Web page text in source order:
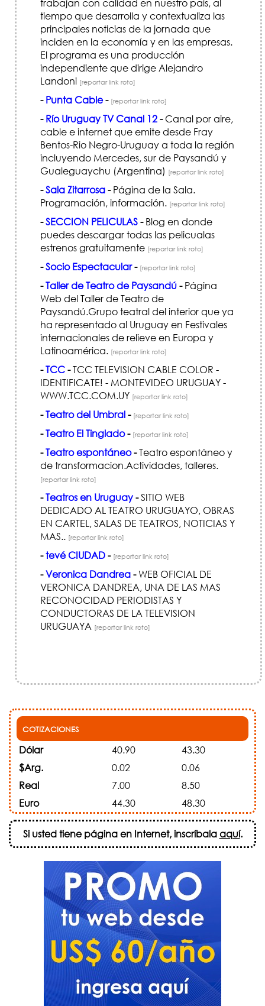
tiempo que desarrolla y contextualiza las
principales noticias de la jornada que
inciden en la economía y en las empresas.
El programa es una producción
independiente que dirige Alejandro
Landoni [reportar link roto]
- Punta Cable- [reportar link roto]
- Río Uruguay TV Canal 12-Canal por aire,
cable e internet que emite desde Fray
Bentos-Rio Negro-Uruguay a toda la región
incluyendo Mercedes, sur de Paysandú y
Gualeguaychu (Argentina) [reportar link roto]
-Sala Zitarrosa-Página de la Sala.
Programación, información. [reportar link roto]
-SECCION PELICULAS-Blog en donde
puedes descargar todas las pelicualas
estrenos gratuitamente [reportar link roto]
-Socio Espectacular- [reportar link roto]
-Taller de Teatro de Paysandú-Página
Web del Taller de Teatro de
Paysandú.Grupo teatral del interior que ya
ha representado al Uruguay en Festivales
internacionales de relieve en Europa y
Latinoamérica. [reportar link roto]
-TCC-TCC TELEVISION CABLE COLOR -
IDENTIFICATE! - MONTEVIDEO URUGUAY -
WWW.TCC.COM.UY [reportar link roto]
-Teatro del Umbral- [reportar link roto]
-Teatro El Tinglado- [reportar link roto]
-Teatro espontáneo-Teatro espontáneo y
de transformacion.Actividades, talleres.
[reportar link roto]
-Teatros en Uruguay-SITIO WEB
DEDICADO AL TEATRO URUGUAYO, OBRAS
EN CARTEL, SALAS DE TEATROS, NOTICIAS Y
MAS.. [reportar link roto]
-tevé CIUDAD- [reportar link roto]
-Veronica Dandrea-WEB OFICIAL DE
VERONICA DANDREA, UNA DE LAS MAS
RECONOCIDAD PERIODISTAS Y
CONDUCTORAS DE LA TELEVISION
URUGUAYA [reportar link roto]
COTIZACIONES
Dólar 40.90
43.30
$Arg.
0.02
0.06
Real
7.00
8.50
Euro
44.30 48.30
Si usted tiene página en Internet, inscríbalaaquí.